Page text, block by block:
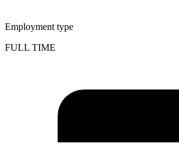
Employment type
FULL TIME